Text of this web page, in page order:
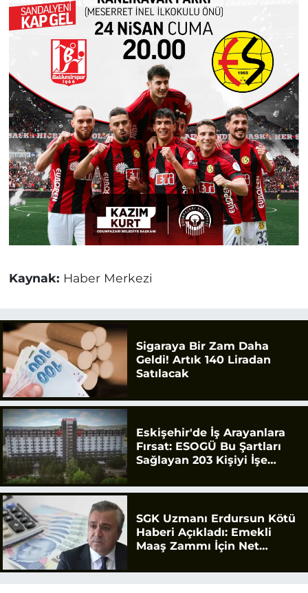
Kaynak: Haber Merkezi
Sigaraya Bir Zam Daha
Geldi! Artık 140 Liradan
Satılacak
Eskişehir'de İş Arayanlara
Fırsat: ESOGÜ Bu Şartları
Sağlayan 203 Kişiyi İşe
SGK Uzmanı Erdursun Kötü
Haberi Açıkladı: Emekli
Maaş Zammı İçin Net